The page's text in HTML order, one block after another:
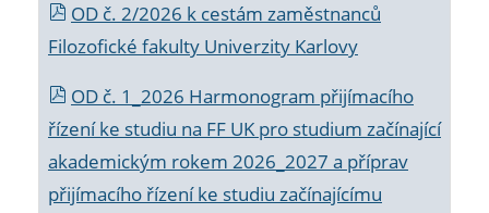
OD č. 2/2026 k cestám zaměstnanců
Filozofické fakulty Univerzity Karlovy
OD č. 1_2026 Harmonogram přijímacího
řízení ke studiu na FF UK pro studium začínající
akademickým rokem 2026_2027 a příprav
přijímacího řízení ke studiu začínajícímu